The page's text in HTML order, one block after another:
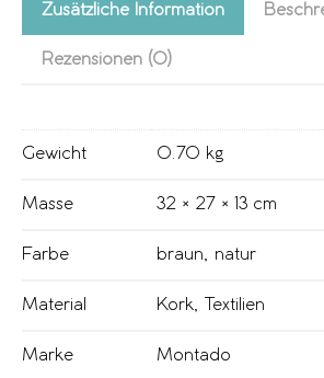
Zusätzliche Information
Rezensionen (0)
Gewicht 0.70 kg
Masse 32 × 27 × 13 cm
Farbe braun natur
Material Kork Textilien
Marke Montado